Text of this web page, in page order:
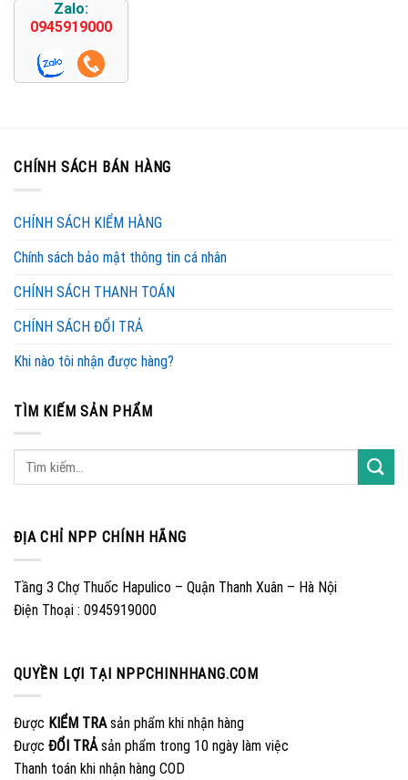
Zalo:
0945919000
CHÍNH SÁCH BÁN HÀNG
CHÍNH SÁCH KIỂM HÀNG
Chính sách bảo mật thông tin cá nhân
CHÍNH SÁCH THANH TOÁN
CHÍNH SÁCH ĐỔI TRẢ
Khi nào tôi nhận được hàng?
TÌM KIẾM SẢN PHẨM
ĐỊA CHỈ NPP CHÍNH HÃNG
Tầng 3 Chợ Thuốc Hapulico – Quận Thanh Xuân – Hà Nội
Điện Thoại : 0945919000
QUYỀN LỢI TẠI NPPCHINHHANG.COM
Được KIỂM TRAsản phẩm khi nhận hàng
Được ĐỔI TRẢsản phẩm trong 10 ngày làm việc
Thanh toán khi nhận hàng COD